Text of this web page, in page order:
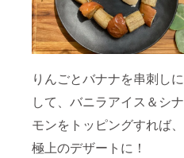
りんごとバナナを串刺しに
して、バニラアイス＆シナ
モンをトッピングすれば、
極上のデザートに！